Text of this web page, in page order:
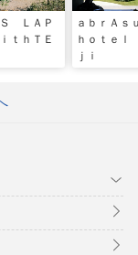
Ｓ ＬＡＰ
ｔｈＴＥ
ａｂｒＡ
ｈｏｔｅ
ｊｉ